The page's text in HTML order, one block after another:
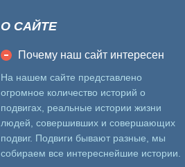
О САЙТЕ
Почему наш сайт интересен
На нашем сайте представлено
огромное количество историй о
подвигах, реальные истории жизни
людей, совершивших и совершающих
подвиг. Подвиги бывают разные, мы
собираем все интереснейшие истории.